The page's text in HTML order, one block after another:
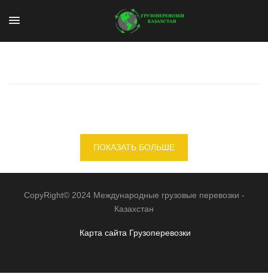
ПОКАЗАТЬ БОЛЬШЕ
CopyRight© 2024 Международные грузовые перевозки -
Казахстан
Карта сайта Грузоперевозки